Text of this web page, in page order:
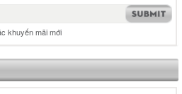
khuyến mãi mới